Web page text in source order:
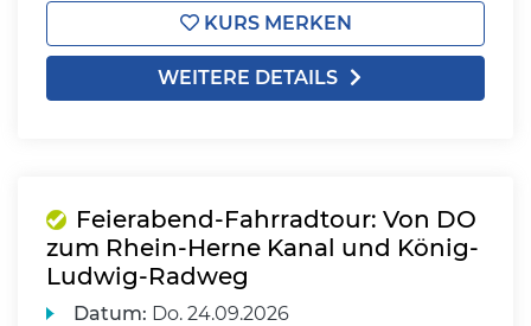
KURS MERKEN
WEITERE DETAILS
Feierabend-Fahrradtour: Von DO
zum Rhein-Herne Kanal und König-
Ludwig-Radweg
Datum: Do. 24.09.2026